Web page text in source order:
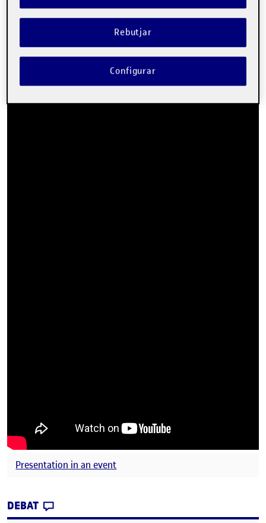
l’àmbit de la medicina, infermeria, filosofia, educació i
Presentation in an event
DEBAT
Rebutjar
Configurar